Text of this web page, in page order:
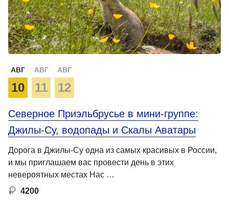
АВГ
10
АВГ
11
АВГ
12
Северное Приэльбрусье в мини-группе:
Джилы-Су, водопады и Скалы Аватары
Дорога в Джилы-Су одна из самых красивых в России,
и мы приглашаем вас провести день в этих
невероятных местах Нас …
4200